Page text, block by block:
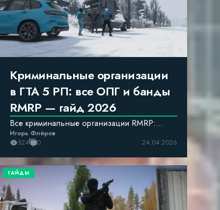
Криминальные организации
в ГТА 5 РП: все ОПГ и банды
RMRP — гайд 2026
Все криминальные организации RMRP:
Иерархия, вербовка, дресс-код, как вступить
Игорь Флёров
524
0 24.04.2026
ГАЙДЫ